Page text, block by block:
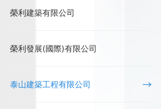
榮利建築有限公司
榮利發展(國際)有限公司
泰山建築工程有限公司